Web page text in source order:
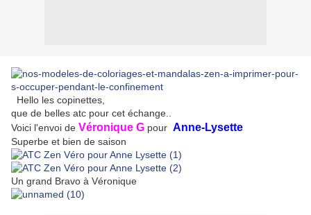
Hello les copinettes,
que de belles atc pour cet échange..
Voici l'envoi de Véronique G pour Anne-Lysette
Superbe et bien de saison
Un grand Bravo à Véronique